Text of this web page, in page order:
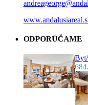
ODPORÚČAME